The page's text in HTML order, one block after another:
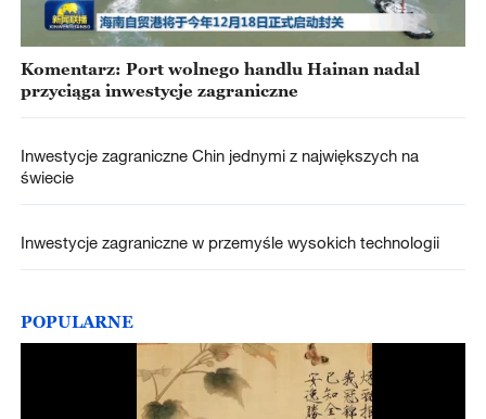
Komentarz: Port wolnego handlu Hainan nadal
przyciąga inwestycje zagraniczne
Inwestycje zagraniczne Chin jednymi z największych na
świecie
Inwestycje zagraniczne w przemyśle wysokich technologii
POPULARNE